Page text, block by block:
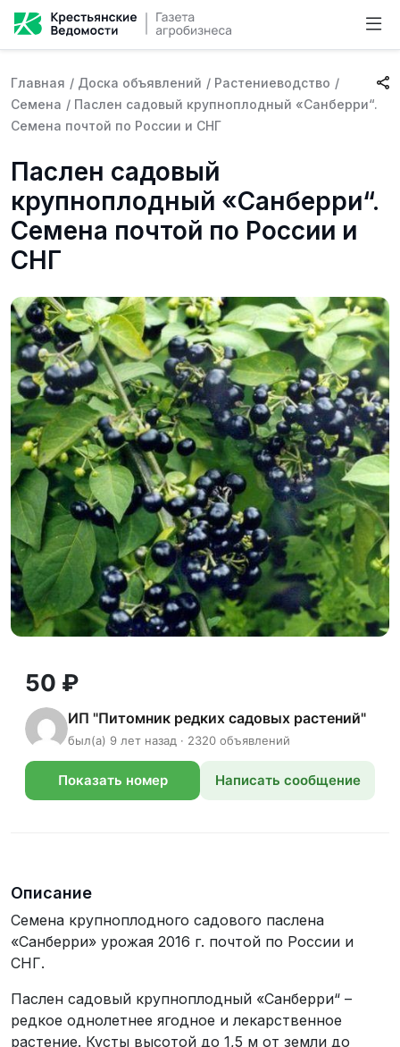
Главная / Доска объявлений / Растениеводство /
Семена / Паслен садовый крупноплодный «Санберри“.
Семена почтой по России и СНГ
Паслен садовый
крупноплодный «Санберри“.
Семена почтой по России и
СНГ
50 ₽
ИП "Питомник редких садовых растений"
был(а) 9 лет назад · 2320 объявлений
Показать номер Написать сообщение
Описание
Семена крупноплодного садового паслена
«Санберри» урожая 2016 г. почтой по России и
СНГ.
Паслен садовый крупноплодный «Санберри“ –
редкое однолетнее ягодное и лекарственное
растение. Кусты высотой до 1,5 м от земли до